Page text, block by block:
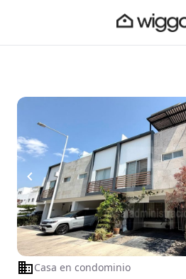
Casa en condominio